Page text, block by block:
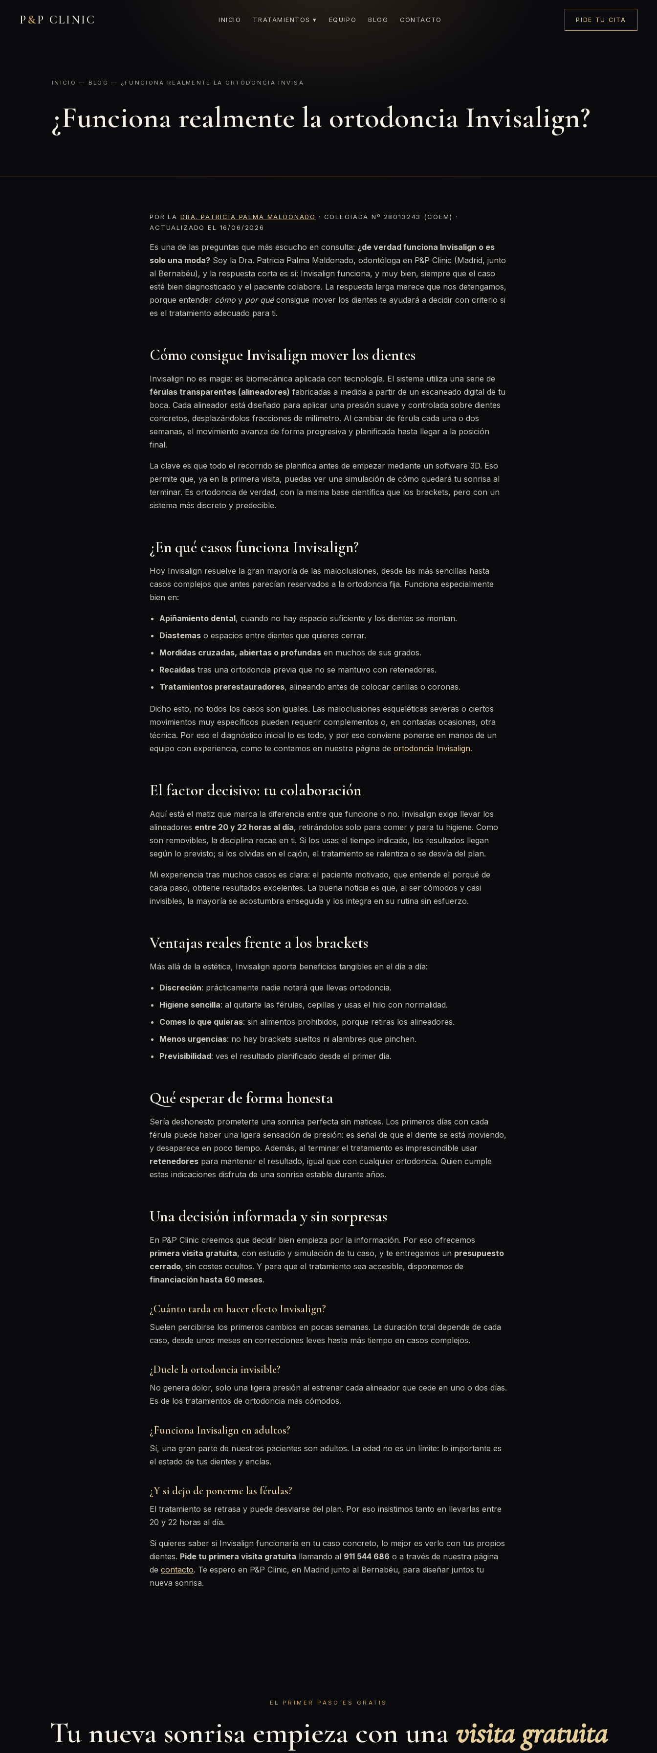
P &P CLINIC INICIO TRATAMIENTOS ▾ EQUIPO BLOG CONTACTO PIDE TU CITA
INICIO — BLOG — ¿FUNCIONA REALMENTE LA ORTODONCIA INVISA
¿Funciona realmente la ortodoncia Invisalign?
POR LA DRA. PATRICIA PALMA MALDONADO
· COLEGIADA Nº 28013243 (COEM) ·
ACTUALIZADO EL 16/06/2026
Es una de las preguntas que más escucho en consulta: ¿de verdad funciona Invisalign o es
solo una moda? Soy la Dra. Patricia Palma Maldonado, odontóloga en P&P Clinic (Madrid, junto
al Bernabéu), y la respuesta corta es sí: Invisalign funciona, y muy bien, siempre que el caso
esté bien diagnosticado y el paciente colabore. La respuesta larga merece que nos detengamos,
porque entender cómo y por quéconsigue mover los dientes te ayudará a decidir con criterio si
es el tratamiento adecuado para ti.
Cómo consigue Invisalign mover los dientes
Invisalign no es magia: es biomecánica aplicada con tecnología. El sistema utiliza una serie de
férulas transparentes (alineadores) fabricadas a medida a partir de un escaneado digital de tu
boca. Cada alineador está diseñado para aplicar una presión suave y controlada sobre dientes
concretos, desplazándolos fracciones de milímetro. Al cambiar de férula cada una o dos
semanas, el movimiento avanza de forma progresiva y planificada hasta llegar a la posición
final.
La clave es que todo el recorrido se planifica antes de empezar mediante un software 3D. Eso
permite que, ya en la primera visita, puedas ver una simulación de cómo quedará tu sonrisa al
terminar. Es ortodoncia de verdad, con la misma base científica que los brackets, pero con un
sistema más discreto y predecible.
¿En qué casos funciona Invisalign?
Hoy Invisalign resuelve la gran mayoría de las maloclusiones, desde las más sencillas hasta
casos complejos que antes parecían reservados a la ortodoncia fija. Funciona especialmente
bien en:
Apiñamiento dental, cuando no hay espacio suficiente y los dientes se montan.
Diastemas o espacios entre dientes que quieres cerrar.
Mordidas cruzadas, abiertas o profundas en muchos de sus grados.
Recaídas tras una ortodoncia previa que no se mantuvo con retenedores.
Tratamientos prerestauradores, alineando antes de colocar carillas o coronas.
Dicho esto, no todos los casos son iguales. Las maloclusiones esqueléticas severas o ciertos
movimientos muy específicos pueden requerir complementos o, en contadas ocasiones, otra
técnica. Por eso el diagnóstico inicial lo es todo, y por eso conviene ponerse en manos de un
equipo con experiencia, como te contamos en nuestra página de ortodoncia Invisalign.
El factor decisivo: tu colaboración
Aquí está el matiz que marca la diferencia entre que funcione o no. Invisalign exige llevar los
alineadores entre 20 y 22 horas al día, retirándolos solo para comer y para tu higiene. Como
son removibles, la disciplina recae en ti. Si los usas el tiempo indicado, los resultados llegan
según lo previsto; si los olvidas en el cajón, el tratamiento se ralentiza o se desvía del plan.
Mi experiencia tras muchos casos es clara: el paciente motivado, que entiende el porqué de
cada paso, obtiene resultados excelentes. La buena noticia es que, al ser cómodos y casi
invisibles, la mayoría se acostumbra enseguida y los integra en su rutina sin esfuerzo.
Ventajas reales frente a los brackets
Más allá de la estética, Invisalign aporta beneficios tangibles en el día a día:
Discreción: prácticamente nadie notará que llevas ortodoncia.
Higiene sencilla: al quitarte las férulas, cepillas y usas el hilo con normalidad.
Comes lo que quieras: sin alimentos prohibidos, porque retiras los alineadores.
Menos urgencias: no hay brackets sueltos ni alambres que pinchen.
Previsibilidad: ves el resultado planificado desde el primer día.
Qué esperar de forma honesta
Sería deshonesto prometerte una sonrisa perfecta sin matices. Los primeros días con cada
férula puede haber una ligera sensación de presión: es señal de que el diente se está moviendo,
y desaparece en poco tiempo. Además, al terminar el tratamiento es imprescindible usar
retenedores para mantener el resultado, igual que con cualquier ortodoncia. Quien cumple
estas indicaciones disfruta de una sonrisa estable durante años.
Una decisión informada y sin sorpresas
En P&P Clinic creemos que decidir bien empieza por la información. Por eso ofrecemos
primera visita gratuita, con estudio y simulación de tu caso, y te entregamos un presupuesto
cerrado, sin costes ocultos. Y para que el tratamiento sea accesible, disponemos de
financiación hasta 60 meses.
¿Cuánto tarda en hacer efecto Invisalign?
Suelen percibirse los primeros cambios en pocas semanas. La duración total depende de cada
caso, desde unos meses en correcciones leves hasta más tiempo en casos complejos.
¿Duele la ortodoncia invisible?
No genera dolor, solo una ligera presión al estrenar cada alineador que cede en uno o dos días.
Es de los tratamientos de ortodoncia más cómodos.
¿Funciona Invisalign en adultos?
Sí, una gran parte de nuestros pacientes son adultos. La edad no es un límite: lo importante es
el estado de tus dientes y encías.
¿Y si dejo de ponerme las férulas?
El tratamiento se retrasa y puede desviarse del plan. Por eso insistimos tanto en llevarlas entre
20 y 22 horas al día.
Si quieres saber si Invisalign funcionaría en tu caso concreto, lo mejor es verlo con tus propios
dientes. Pide tu primera visita gratuita llamando al 911 544 686 o a través de nuestra página
de contacto. Te espero en P&P Clinic, en Madrid junto al Bernabéu, para diseñar juntos tu
nueva sonrisa.
EL PRIMER PASO ES GRATIS
Tu nueva sonrisa empieza con una visita gratuita